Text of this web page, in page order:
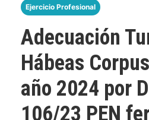
Ejercicio Profesional
Adecuación
Hábeas
año 2024 por
106/23 PEN